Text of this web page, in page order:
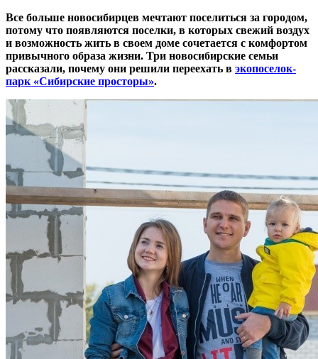
Все больше новосибирцев мечтают поселиться за городом,
потому что появляются поселки, в которых свежий воздух
и возможность жить в своем доме сочетается с комфортом
привычного образа жизни. Три новосибирские семьи
рассказали, почему они решили переехать в экопоселок-
парк «Сибирские просторы».